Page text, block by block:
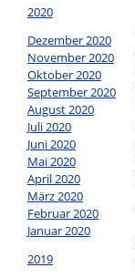
2020
Dezember 2020
November 2020
Oktober 2020
September 2020
August 2020
Juli 2020
Juni 2020
Mai 2020
April 2020
März 2020
Februar 2020
Januar 2020
2019